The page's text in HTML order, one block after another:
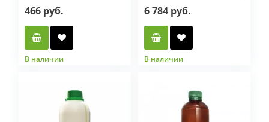
466 руб.
В наличии
6 784 руб.
В наличии